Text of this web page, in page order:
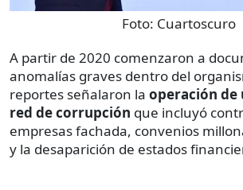
Foto: Cuartoscuro
A partir de 2020 comenzaron a
anomalías graves dentro del
reportes señalaron la operación de
red de corrupción que incluyó
empresas fachada, convenios
y la desaparición de estados